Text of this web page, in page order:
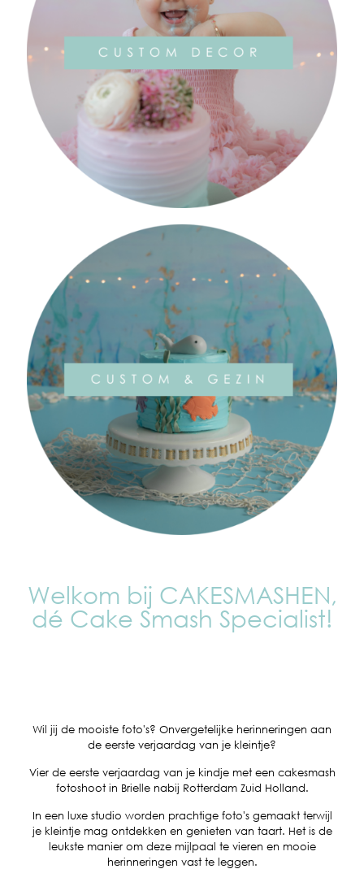
Welkom bij CAKESMASHEN,
dé Cake Smash Specialist!
Wil jij de mooiste foto's? Onvergetelijke herinneringen aan
de eerste verjaardag van je kleintje?
Vier de eerste verjaardag van je kindje met een cakesmash
fotoshoot in Brielle nabij Rotterdam Zuid Holland.
In een luxe studio worden prachtige foto's gemaakt terwijl
je kleintje mag ontdekken en genieten van taart. Het is de
leukste manier om deze mijlpaal te vieren en mooie
herinneringen vast te leggen.